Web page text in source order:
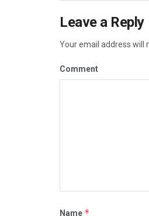
Leave a Reply
Your email address will
Comment
Name *